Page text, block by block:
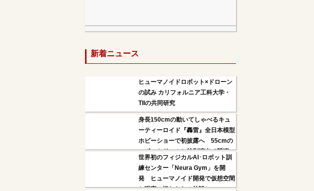
新着ニュース
ヒューマノイドロボット×ドローン
の試み カリフォルニア工科大学・
TIIの共同研究
身長150cmの動いてしゃべるキュ
ーティーロイド『轟雷』全日本模型
ホビーショーで初披露へ 55cmの
ロボットドールと特別演出で競演
世界初のフィジカルAI･ロボット訓
練センター「Neura Gym」を開
発 ヒューマノイド開発で仮想空間
と現実の橋わたしの施設に